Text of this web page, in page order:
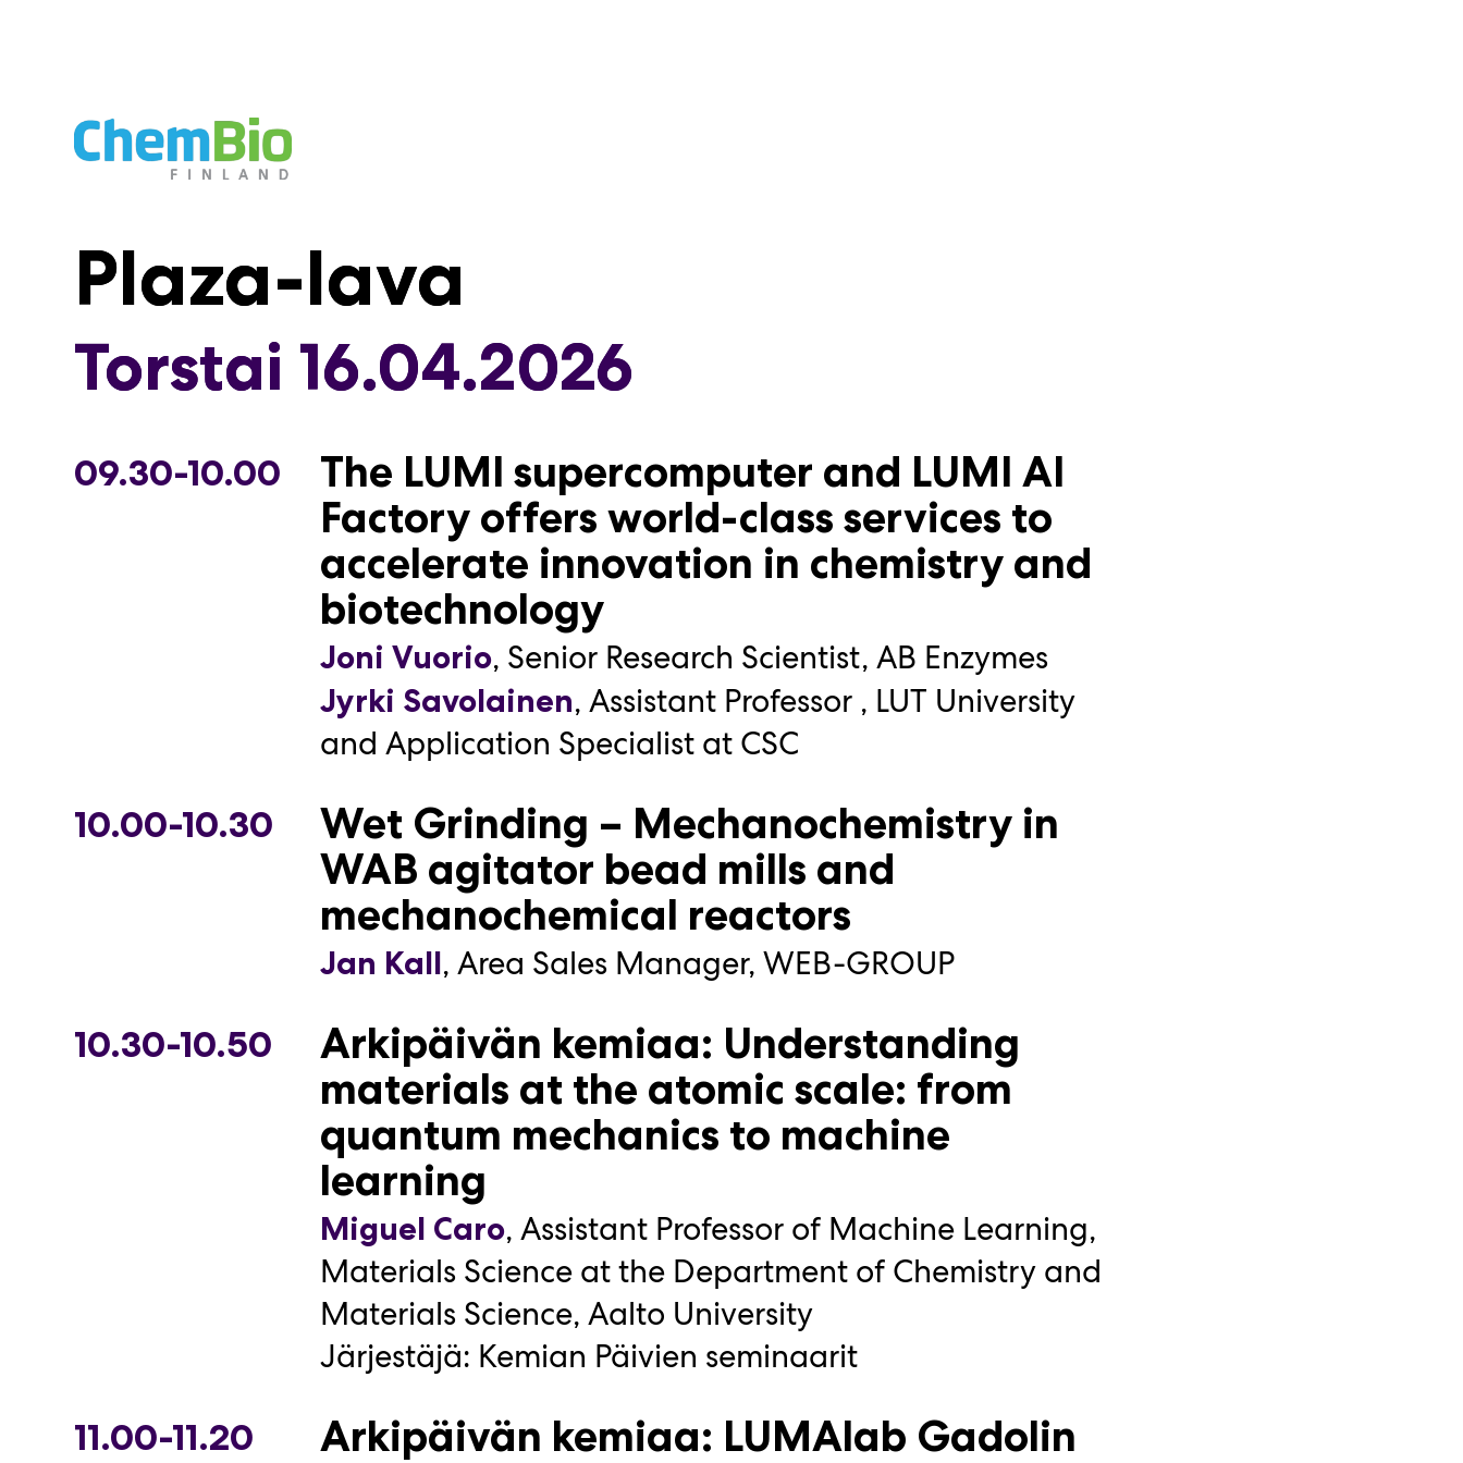
Plaza-lava
Torstai 16.04.2026
Plaza-lava
Torstai 16.04.2026
09.30-10.00
The LUMI supercomputer and LUMI AI
Factory offers world-class services to
accelerate innovation in chemistry and
biotechnology
Joni Vuorio, Senior Research Scientist, AB Enzymes
Jyrki Savolainen, Assistant Professor , LUT University
and Application Specialist at CSC
10.00-10.30
Wet Grinding – Mechanochemistry in
WAB agitator bead mills and
mechanochemical reactors
Jan Kall, Area Sales Manager, WEB-GROUP
10.30-10.50
Arkipäivän kemiaa: Understanding
materials at the atomic scale: from
quantum mechanics to machine
learning
Miguel Caro, Assistant Professor of Machine Learning,
Materials Science at the Department of Chemistry and
Materials Science, Aalto University
Järjestäjä: Kemian Päivien seminaarit
11.00-11.20
Arkipäivän kemiaa: LUMAlab Gadolin
Arkipäivän kemiaa: Yritysyhteistyö
LUMAlab Gadolinin kanssa:
esimerkkejä ja mahdollisuuksia
Maikki Roiha ,Väitöskirjatutkija, koordinaattori
LUMAlab Gadolin, Helsingin yliopisto
Reija Pesonen,Väitöskirjatutkija, koordinaattori,
LUMAlab Gadolin, Helsingin yliopisto
Arkipäivän kemiaa: Mikä mansikassa ja
mustikassa maistuu
prof. emerit. Timo Hirvi
Totuus piilee veressä: Rikospaikan
näkymätön todellisuus
Fanny Lundstedt
Julie Parente ,IGEM ABOA 2025
Markus Pirttimaa,Ryhmäpäällikkö, DNA- ja
kuitututkimukset, Rikostekninen laboratorio
Nea Åberg,IGEM ABOA 2025